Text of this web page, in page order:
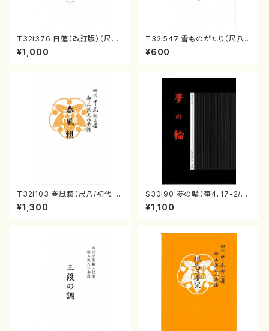
T32i376 日蓮（改訂版）（尺八/
宮城道雄/楽譜）都山流公刊楽譜
曲番:2081
¥1,000
T32i547 雪ものがたり（尺八/
沢井忠夫/楽譜）都山流公刊楽譜
曲番:2256
¥600
T32i103 春風籟（尺八/初代 石
垣征山/尺八/都山式譜）都山流
公刊楽譜曲番:552
¥1,300
S30i90 夢の輪（箏4，17-2/沢
井比河流/楽譜）
¥1,100